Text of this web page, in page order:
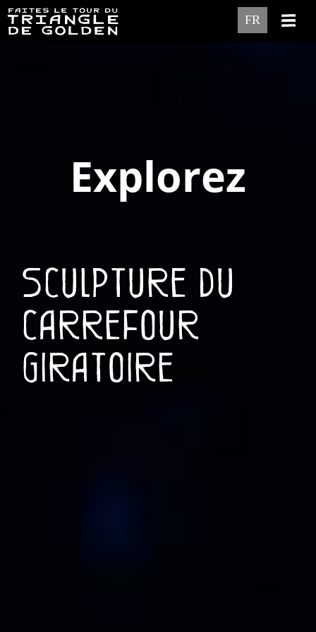
FR
Explorez
Sculpture du
carrefour
giratoire